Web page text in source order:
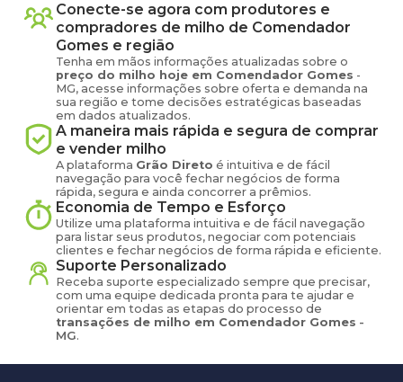
Conecte-se agora com produtores e
compradores de milho de Comendador
Gomes e região
Tenha em mãos informações atualizadas sobre o
preço do milho hoje em Comendador Gomes -
MG, acesse informações sobre oferta e demanda na
sua região e tome decisões estratégicas baseadas
em dados atualizados.
A maneira mais rápida e segura de comprar
e vender milho
A plataforma Grão Direto é intuitiva e de fácil
navegação para você fechar negócios de forma
rápida, segura e ainda concorrer a prêmios.
Economia de Tempo e Esforço
Utilize uma plataforma intuitiva e de fácil navegação
para listar seus produtos, negociar com potenciais
clientes e fechar negócios de forma rápida e eficiente.
Suporte Personalizado
Receba suporte especializado sempre que precisar,
com uma equipe dedicada pronta para te ajudar e
orientar em todas as etapas do processo de
transações de milho em Comendador Gomes -
MG.